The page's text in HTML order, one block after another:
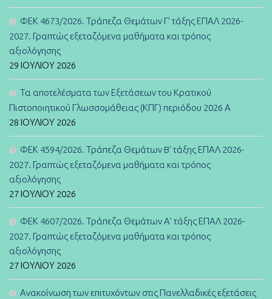
ΦΕΚ 4673/2026. Τράπεζα Θεμάτων Γ’ τάξης ΕΠΑΛ 2026-
2027. Γραπτώς εξεταζόμενα μαθήματα και τρόπος
αξιολόγησης
29 ΙΟΥΛΊΟΥ 2026
Τα αποτελέσματα των Εξετάσεων του Κρατικού
Πιστοποιητικού Γλωσσομάθειας (ΚΠΓ) περιόδου 2026 Α
28 ΙΟΥΛΊΟΥ 2026
ΦΕΚ 4594/2026. Τράπεζα Θεμάτων B’ τάξης ΕΠΑΛ 2026-
2027. Γραπτώς εξεταζόμενα μαθήματα και τρόπος
αξιολόγησης
27 ΙΟΥΛΊΟΥ 2026
ΦΕΚ 4607/2026. Τράπεζα Θεμάτων Α’ τάξης ΕΠΑΛ 2026-
2027. Γραπτώς εξεταζόμενα μαθήματα και τρόπος
αξιολόγησης
27 ΙΟΥΛΊΟΥ 2026
Ανακοίνωση των επιτυχόντων στις Πανελλαδικές εξετάσεις